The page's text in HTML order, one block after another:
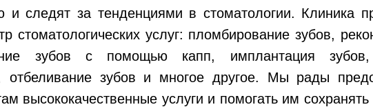
и следят за тенденциями в стоматологии. Клиника
стоматологических услуг: пломбирование зубов,
зубов с помощью капп, имплантация зубов,
отбеливание зубов и многое другое. Мы рады
высококачественные услуги и помогать им